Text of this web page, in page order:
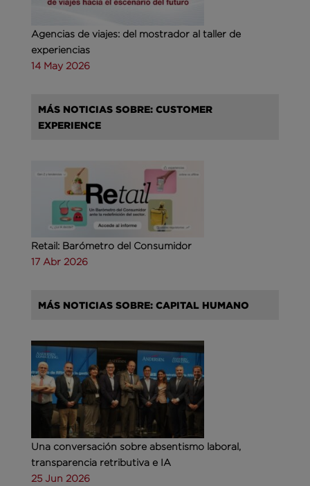
Agencias de viajes: del mostrador al taller de
experiencias
14 May 2026
MÁS NOTICIAS SOBRE: CUSTOMER
EXPERIENCE
Retail: Barómetro del Consumidor
17 Abr 2026
MÁS NOTICIAS SOBRE: CAPITAL HUMANO
Una conversación sobre absentismo laboral,
transparencia retributiva e IA
25 Jun 2026